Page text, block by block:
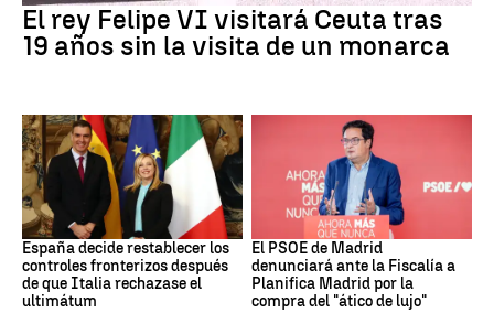
El rey Felipe VI visitará Ceuta tras
19 años sin la visita de un monarca
CRISIS MIGRATORIA
España decide restablecer los
controles fronterizos después
de que Italia rechazase el
ultimátum
PSOE MADRID
El PSOE de Madrid
denunciará ante la Fiscalía a
Planifica Madrid por la
compra del "ático de lujo"